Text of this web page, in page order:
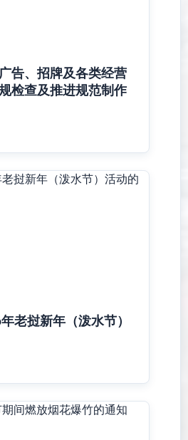
告、招牌及各类经营
检查及推进规范制作
老挝新年（泼水节）